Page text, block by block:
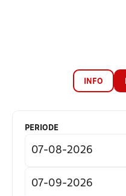
INFO
PERIODE